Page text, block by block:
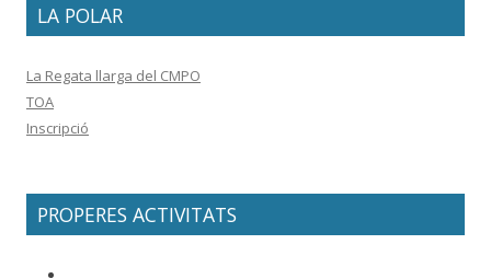
LA POLAR
La Regata llarga del CMPO
TOA
Inscripció
PROPERES ACTIVITATS